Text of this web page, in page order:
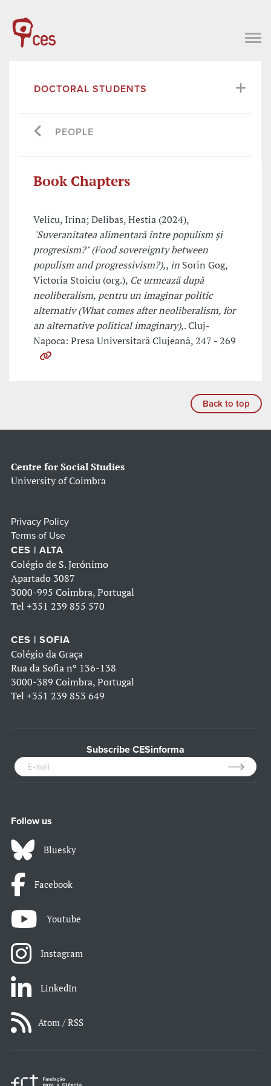
DOCTORAL STUDENTS
PEOPLE
Book Chapters
Velicu, Irina; Delibas, Hestia (2024),
"Suveranitatea alimentară între populism și
progresism?" (Food sovereignty between
populism and progressivism?),,in Sorin Gog,
Victoria Stoiciu (org.), Ce urmează după
neoliberalism, pentru un imaginar politic
alternativ (What comes after neoliberalism, for
an alternative political imaginary),. Cluj-
Napoca: Presa Universitară Clujeană, 247 - 269
Back to top
Centre for Social Studies
University of Coimbra
Privacy Policy
Terms of Use
CES | ALTA
Colégio de S. Jerónimo
Apartado 3087
3000-995 Coimbra, Portugal
Tel +351 239 855 570
CES | SOFIA
Colégio da Graça
Rua da Sofia nº 136-138
3000-389 Coimbra, Portugal
Tel +351 239 853 649
Subscribe CESinforma
Follow us
Bluesky
Facebook
Youtube
Instagram
LinkedIn
Atom / RSS